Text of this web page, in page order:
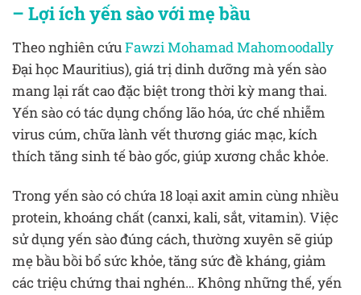
– Lợi ích yến sào với mẹ bầu
Theo nghiên cứuFawzi Mohamad Mahomoodally
Đại học Mauritius), giá trị dinh dưỡng mà yến sào
mang lại rất cao đặc biệt trong thời kỳ mang thai.
Yến sào có tác dụng chống lão hóa, ức chế nhiễm
virus cúm, chữa lành vết thương giác mạc, kích
thích tăng sinh tế bào gốc, giúp xương chắc khỏe.
Trong yến sào có chứa 18 loại axit amin cùng nhiều
protein, khoáng chất (canxi, kali, sắt, vitamin). Việc
sử dụng yến sào đúng cách, thường xuyên sẽ giúp
mẹ bầu bồi bổ sức khỏe, tăng sức đề kháng, giảm
các triệu chứng thai nghén… Không những thế, yến